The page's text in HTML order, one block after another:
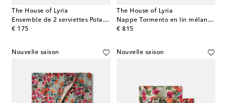
The House of Lyria
Ensemble de 2 serviettes Potamia en lin mélangé
€ 175
original price
The House of Lyria
Nappe Tormento en lin mélangé
€ 815
original price
Nouvelle saison Nouvelle saison